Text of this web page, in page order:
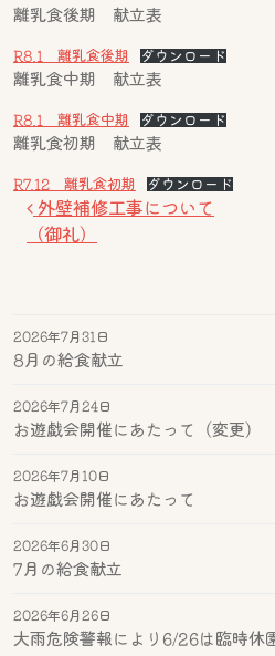
8月の給食献立
2026年7月31日
お遊戯会開催にあたって（変更）
2026年7月24日
お遊戯会開催にあたって
2026年7月10日
7月の給食献立
2026年6月30日
大雨危険警報により6/26は臨時休
2026年6月26日
離乳食後期 献立表
R8.1 離乳食後期 ダウンロード
離乳食中期 献立表
R8.1 離乳食中期 ダウンロード
離乳食初期 献立表
R7.12 離乳食初期 ダウンロード
投稿ナビゲーション
外壁補修工事について
（御礼）